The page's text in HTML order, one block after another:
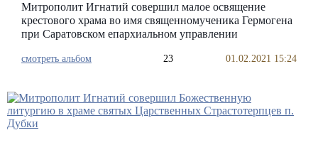
Митрополит Игнатий совершил малое освящение
крестового храма во имя священномученика Гермогена
при Саратовском епархиальном управлении
смотреть альбом 23 01.02.2021 15:24